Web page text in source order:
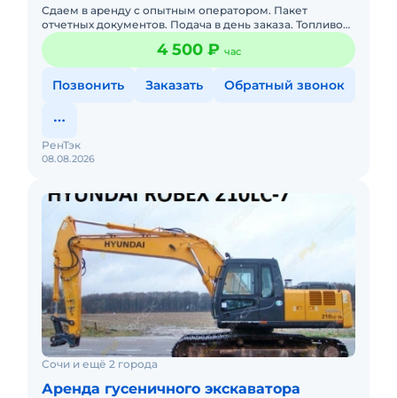
Сдаем в аренду с опытным оператором. Пакет
отчетных документов. Подача в день заказа. Топливо
включено в стоимость.
4 500 ₽ час
Позвонить Заказать Обратный звонок
08.08.2026
РенТэк
Сочи и ещё 2 города
Аренда гусеничного экскаватора